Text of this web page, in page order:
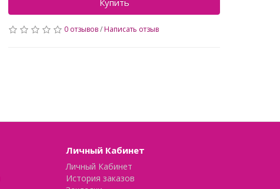
Купить
0 отзывов/ Написать отзыв
Личный Кабинет
Личный Кабинет
История заказов